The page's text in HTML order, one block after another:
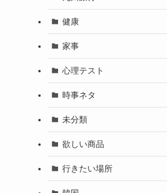
健康
家事
心理テスト
時事ネタ
未分類
欲しい商品
行きたい場所